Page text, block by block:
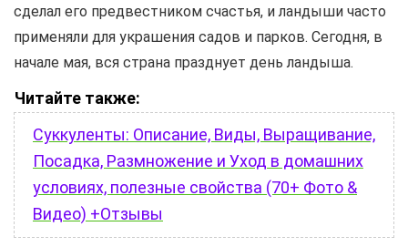
сделал его предвестником счастья, и ландыши часто
применяли для украшения садов и парков. Сегодня, в
начале мая, вся страна празднует день ландыша.
Читайте также:
Суккуленты: Описание, Виды, Выращивание,
Посадка, Размножение и Уход в домашних
условиях, полезные свойства (70+ Фото &
Видео) +Отзывы